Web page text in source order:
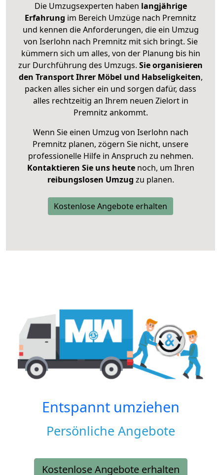
Die Umzugsexperten haben langjährige
Erfahrung im Bereich Umzüge nach Premnitz
und kennen die Anforderungen, die ein Umzug
von Iserlohn nach Premnitz mit sich bringt. Sie
kümmern sich um alles, von der Planung bis hin
zur Durchführung des Umzugs. Sie organisieren
den Transport Ihrer Möbel und Habseligkeiten,
packen alles sicher ein und sorgen dafür, dass
alles rechtzeitig an Ihrem neuen Zielort in
Premnitz ankommt.
Wenn Sie einen Umzug von Iserlohn nach
Premnitz planen, zögern Sie nicht, unsere
professionelle Hilfe in Anspruch zu nehmen.
Kontaktieren Sie uns heutenoch, um Ihren
reibungslosen Umzug zu planen.
Kostenlose Angebote erhalten
Entspannt umziehen
Persönliche Angebote
Kostenlose Angebote erhalten